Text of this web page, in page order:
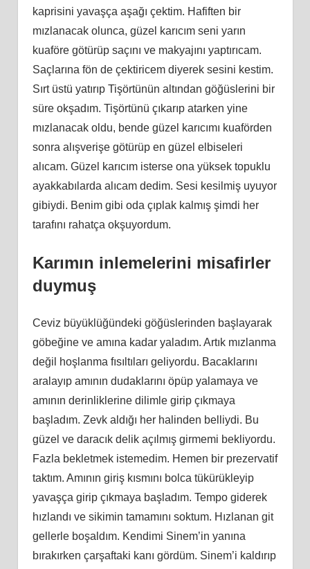
kaprisini yavaşça aşağı çektim. Hafiften bir
mızlanacak olunca, güzel karıcım seni yarın
kuaföre götürüp saçını ve makyajını yaptırıcam.
Saçlarına fön de çektiricem diyerek sesini kestim.
Sırt üstü yatırıp Tişörtünün altından göğüslerini bir
süre okşadım. Tişörtünü çıkarıp atarken yine
mızlanacak oldu, bende güzel karıcımı kuaförden
sonra alışverişe götürüp en güzel elbiseleri
alıcam. Güzel karıcım isterse ona yüksek topuklu
ayakkabılarda alıcam dedim. Sesi kesilmiş uyuyor
gibiydi. Benim gibi oda çıplak kalmış şimdi her
tarafını rahatça okşuyordum.
Karımın inlemelerini misafirler
duymuş
Ceviz büyüklüğündeki göğüslerinden başlayarak
göbeğine ve amına kadar yaladım. Artık mızlanma
değil hoşlanma fısıltıları geliyordu. Bacaklarını
aralayıp amının dudaklarını öpüp yalamaya ve
amının derinliklerine dilimle girip çıkmaya
başladım. Zevk aldığı her halinden belliydi. Bu
güzel ve daracık delik açılmış girmemi bekliyordu.
Fazla bekletmek istemedim. Hemen bir prezervatif
taktım. Amının giriş kısmını bolca tükürükleyip
yavaşça girip çıkmaya başladım. Tempo giderek
hızlandı ve sikimin tamamını soktum. Hızlanan git
gellerle boşaldım. Kendimi Sinem’in yanına
bırakırken çarşaftaki kanı gördüm. Sinem’i kaldırıp